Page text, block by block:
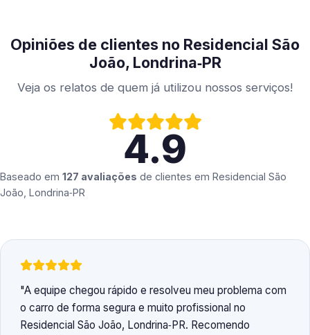
Opiniões de clientes no Residencial São
João, Londrina‑PR
Veja os relatos de quem já utilizou nossos serviços!
4.9
Baseado em 127 avaliações de clientes em Residencial São
João, Londrina‑PR
A equipe chegou rápido e resolveu meu problema com
o carro de forma segura e muito profissional no
Residencial São João, Londrina‑PR. Recomendo